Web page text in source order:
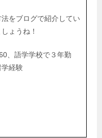
をブログで紹介してい
ょうね！
、語学学校で３年勤
経験